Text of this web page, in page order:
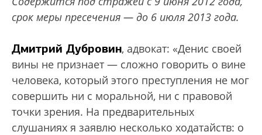
срок меры пресечения — до 6 июля 2013 года.
Дмитрий Дубровин, адвокат: «Денис своей
вины не признает — сложно говорить о вине
человека, который этого преступления не мог
совершить ни с моральной, ни с правовой
точки зрения. На предварительных
слушаниях я заявлю несколько ходатайств: о